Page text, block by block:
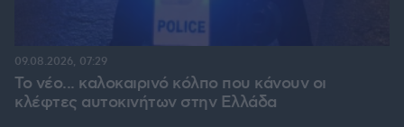
Το νέο... καλοκαιρινό κόλπο που κάνουν οι
κλέφτες αυτοκινήτων στην Ελλάδα
09.08.2026, 07:29